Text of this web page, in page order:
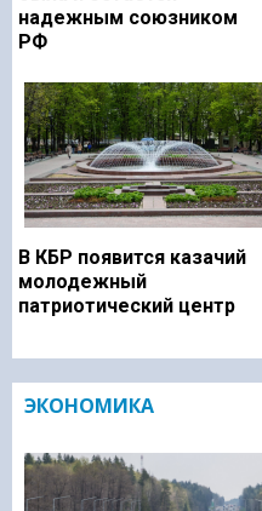
надежным союзником
РФ
В КБР появится казачий
молодежный
патриотический центр
ЭКОНОМИКА